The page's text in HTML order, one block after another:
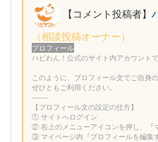
【コメント投稿者】
（相談投稿オーナー）
プロフィール
ハピわん！公式のサイト内アカウントで
このように、プロフィール文でご自身
ぜひともご利用ください。
--------
【プロフィール文の設定の仕方】
① サイトへログイン
② 右上のメニューアイコンを押し、『
③ マイページ内『プロフィールを編集